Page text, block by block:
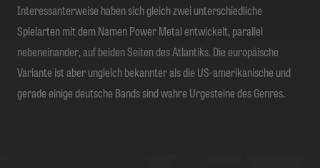
Interessanterweise haben sich gleich zwei unterschiedliche
Spielarten mit dem Namen Power Metal entwickelt, parallel
nebeneinander, auf beiden Seiten des Atlantiks. Die europäische
Variante ist aber ungleich bekannter als die US-amerikanische und
gerade einige deutsche Bands sind wahre Urgesteine des Genres.